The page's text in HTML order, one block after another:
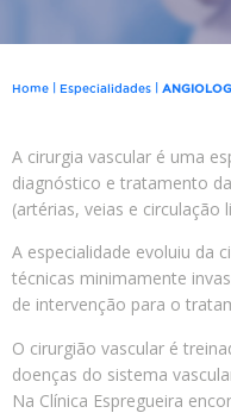
Home Especialidades
A cirurgia vascular é uma
diagnóstico e tratamento
(artérias, veias e circulação
A especialidade evoluiu da
técnicas minimamente
de intervenção para o
O cirurgião vascular é
doenças do sistema
Na Clínica Espregueira